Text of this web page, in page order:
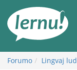
enhavo
Forumo Lingvaj